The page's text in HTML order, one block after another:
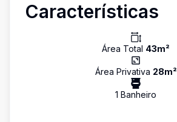
Características
Área Total 43m²
Área Privativa 28m²
1 Banheiro